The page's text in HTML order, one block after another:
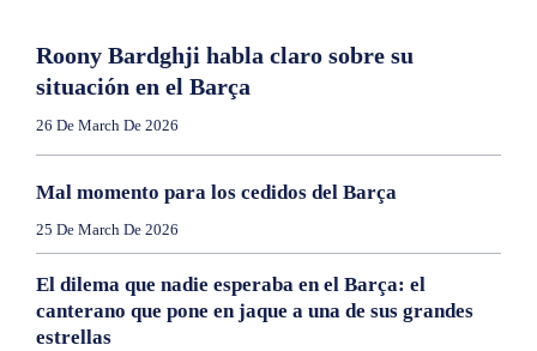
Roony Bardghji habla claro sobre su
situación en el Barça
26 De March De 2026
Mal momento para los cedidos del Barça
25 De March De 2026
El dilema que nadie esperaba en el Barça: el
canterano que pone en jaque a una de sus grandes
estrellas